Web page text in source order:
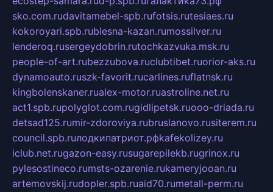
sko.com.rudavitamebel-spb.rufotsis.rutesiaes.ru
kokoroyari.spb.rublesna-kazan.rumossilver.ru
lenderoq.rusergeydobrin.rutochkazvuka.msk.ru
people-of-art.rubezzubova.ruclubtibet.ruorior-aks.ru
dynamoauto.ruszk-favorit.rucarlines.ruflatnsk.ru
kingbolenskaner.rualex-motor.ruastroline.net.ru
act1.spb.rupolyglot.com.rugidlipetsk.ruooo-driada.ru
detsad125.rumir-zdoroviya.rubruslanovo.rusiterem.ru
council.spb.ruлодкипатриот.рфkafekolizey.ru
iclub.net.rugazon-easy.rusugarepilekb.rugrinox.ru
pylesostineco.rumsts-ozarenie.rukameryjooan.ru
artemovskij.rudopler.spb.ruaid70.rumetall-perm.ru